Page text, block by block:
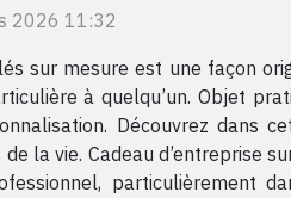
2026 11:32
sur mesure est une façon
à quelqu’un. Objet
Découvrez dans
la vie. Cadeau d’entreprise
particulièrement